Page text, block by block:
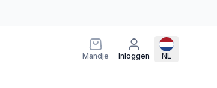
Mandje Inloggen NL